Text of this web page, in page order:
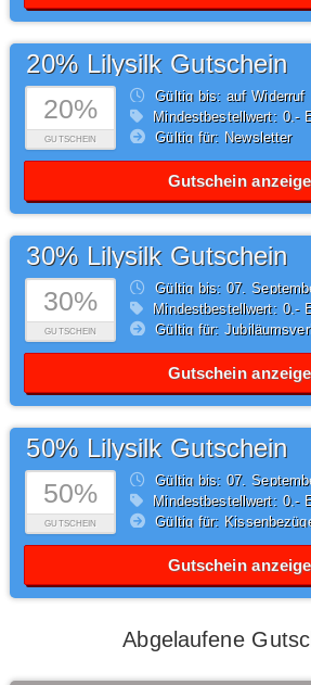
20%
GUTSCHEIN
20% Lilysilk Gutschein
Gültig bis: auf Widerruf
Mindestbestellwert: 0,-
Gültig für: Newsletter
Gutschein
30%
GUTSCHEIN
30% Lilysilk Gutschein
Gültig bis: 07.
Mindestbestellwert: 0,-
Gültig für:
Gutschein
50%
GUTSCHEIN
50% Lilysilk Gutschein
Gültig bis: 07.
Mindestbestellwert: 0,-
Gültig für: Kissenbezüge &
Gutschein
Abgelaufene